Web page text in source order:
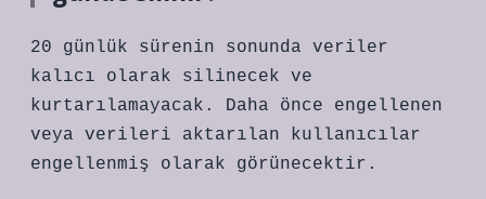
20 günlük sürenin sonunda veriler
kalıcı olarak silinecek ve
kurtarılamayacak. Daha önce engellenen
veya verileri aktarılan kullanıcılar
engellenmiş olarak görünecektir.